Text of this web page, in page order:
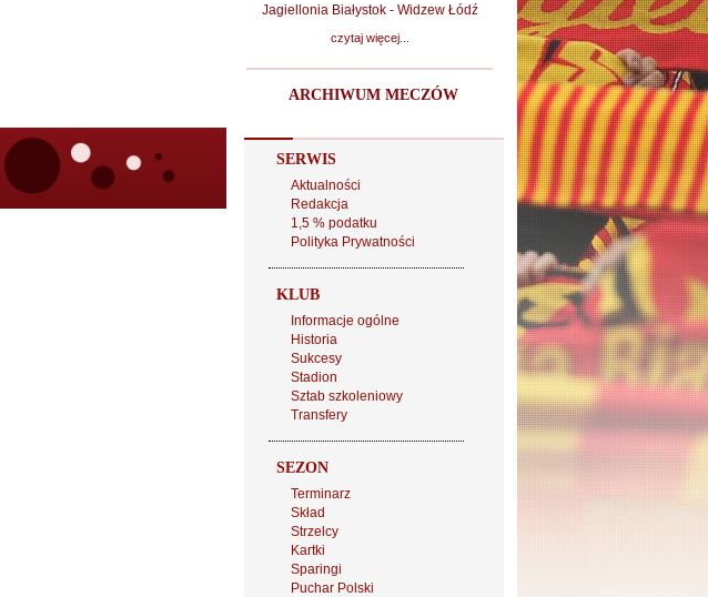
Jagiellonia Białystok - Widzew Łódź
czytaj więcej...
ARCHIWUM MECZÓW
SERWIS
Aktualności
Redakcja
1,5 % podatku
Polityka Prywatności
KLUB
Informacje ogólne
Historia
Sukcesy
Stadion
Sztab szkoleniowy
Transfery
SEZON
Terminarz
Skład
Strzelcy
Kartki
Sparingi
Puchar Polski